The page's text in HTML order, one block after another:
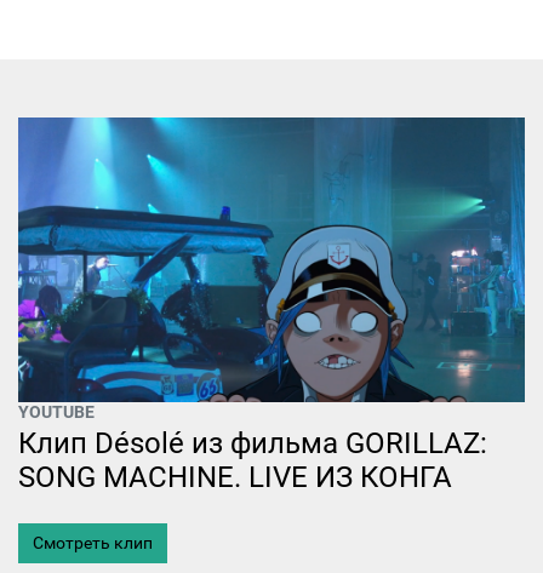
YOUTUBE
Клип Désolé из фильма GORILLAZ:
SONG MACHINE. LIVE ИЗ КОНГА
Смотреть клип